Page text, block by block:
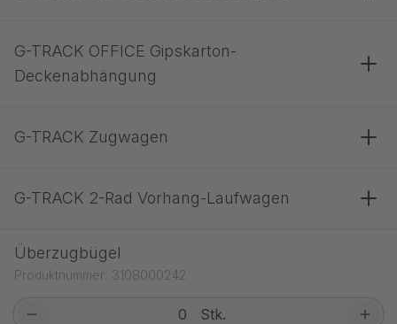
G-TRACK OFFICE Gipskarton-
Deckenabhängung
G-TRACK Zugwagen
G-TRACK 2-Rad Vorhang-Laufwagen
Überzugbügel
Produktnummer: 3108000242
Stk.